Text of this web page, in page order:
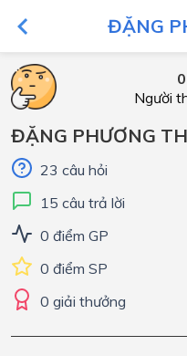
ĐẶNG
0
Người
ĐẶNG PHƯƠNG
23 câu hỏi
15 câu trả lời
0 điểm GP
0 điểm SP
0 giải thưởng